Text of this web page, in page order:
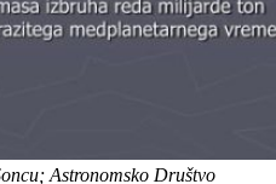
Astronomsko Društvo